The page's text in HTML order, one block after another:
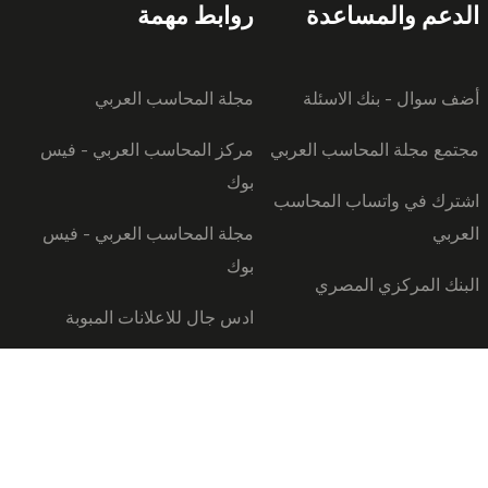
الدعم والمساعدة
أضف سوال - بنك الاسئلة
مجتمع مجلة المحاسب العربي
اشترك في واتساب المحاسب
العربي
البنك المركزي المصري
روابط مهمة
مجلة المحاسب العربي
مركز المحاسب العربي - فيس
بوك
مجلة المحاسب العربي - فيس
بوك
ادس جال للاعلانات المبوبة